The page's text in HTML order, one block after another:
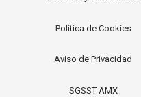
Política de Cookies
Aviso de Privacidad
SGSST AMX